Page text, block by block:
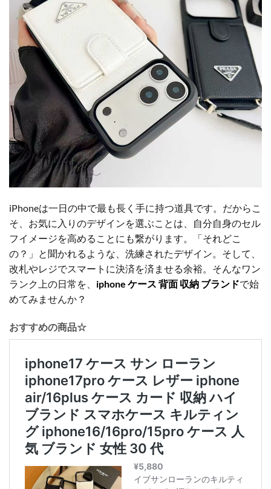
iPhoneは一日の中で最も長く手に持つ道具です。だからこ
そ、お気に入りのデザインを選ぶことは、自分自身のセル
フイメージを高めることにも繋がります。「それどこ
の？」と聞かれるような、洗練されたデザイン。そして、
改札やレジでスマートに決済を済ませる余裕。そんなワン
ランク上の日常を、 iphone ケース 背面 収納 ブランドで始
めてみませんか？
おすすめの商品☆